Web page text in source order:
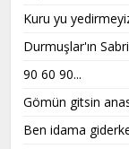
Kuru yu
Durmuşlar'ın
90 60 90...
Gömün gitsin
Ben idama